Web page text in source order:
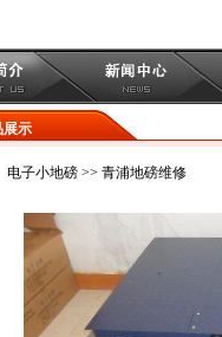
展示
电子小地磅>> 青浦地磅维修